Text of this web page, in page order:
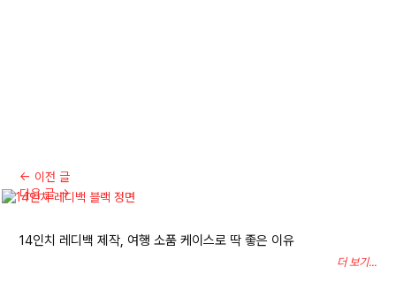
← 이전 글
다음 글→
14인치 레디백 제작, 여행 소품 케이스로 딱 좋은 이유
더 보기...